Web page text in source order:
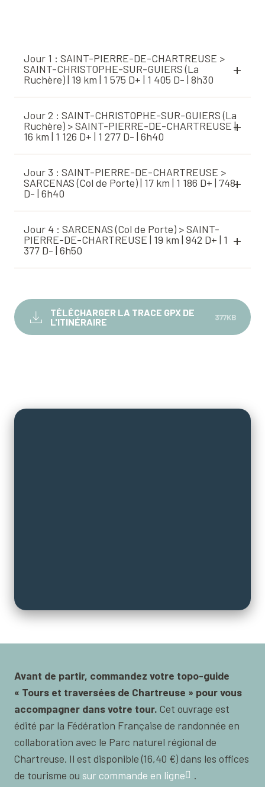
Jour 1 : SAINT-PIERRE-DE-CHARTREUSE >
SAINT-CHRISTOPHE-SUR-GUIERS (La
Ruchère) | 19 km | 1 575 D+ | 1 405 D- | 8h30
Jour 2 : SAINT-CHRISTOPHE-SUR-GUIERS (La
Ruchère) > SAINT-PIERRE-DE-CHARTREUSE |
16 km | 1 126 D+ | 1 277 D- | 6h40
Jour 3 : SAINT-PIERRE-DE-CHARTREUSE >
SARCENAS (Col de Porte) | 17 km | 1 186 D+ | 748
D- | 6h40
Jour 4 : SARCENAS (Col de Porte) > SAINT-
PIERRE-DE-CHARTREUSE | 19 km | 942 D+ | 1
377 D- | 6h50
TÉLÉCHARGER LA TRACE GPX DE
L'ITINÉRAIRE
377KB
Avant de partir, commandez votre topo-guide
« Tours et traversées de Chartreuse » pour vous
accompagner dans votre tour. Cet ouvrage est
édité par la Fédération Française de randonnée en
collaboration avec le Parc naturel régional de
Chartreuse. Il est disponible (16,40 €) dans les offices
de tourisme ou sur commande en ligne .